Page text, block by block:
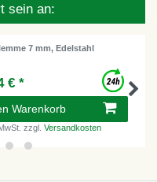
sein an:
7 mm, Edelstahl
€ *
Warenkorb
zzgl. Versandkosten